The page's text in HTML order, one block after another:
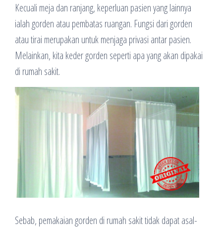
Kecuali meja dan ranjang, keperluan pasien yang lainnya
ialah gorden atau pembatas ruangan. Fungsi dari gorden
atau tirai merupakan untuk menjaga privasi antar pasien.
Melainkan, kita keder gorden seperti apa yang akan dipakai
di rumah sakit.
Sebab, pemakaian gorden di rumah sakit tidak dapat asal-